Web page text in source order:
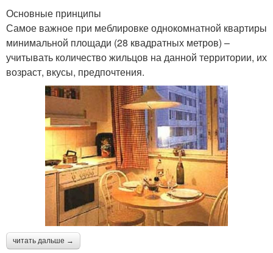
Основные принципы
Самое важное при меблировке однокомнатной квартиры
минимальной площади (28 квадратных метров) –
учитывать количество жильцов на данной территории, их
возраст, вкусы, предпочтения.
читать дальше →